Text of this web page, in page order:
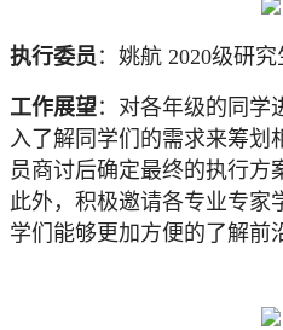
执行委员 ：姚航 2020级研
工作展望：对各年级的同学
入了解同学们的需求来筹划
员商讨后确定最终的执行方
此外，积极邀请各专业专家
学们能够更加方便的了解前